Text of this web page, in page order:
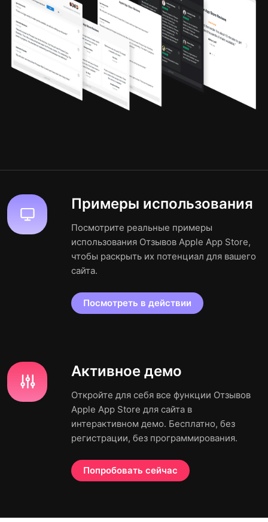
Примеры использования
Посмотрите реальные примеры
использования Отзывов Apple App Store,
чтобы раскрыть их потенциал для вашего
сайта.
Посмотреть в действии
Активное демо
Откройте для себя все функции Отзывов
Apple App Store для сайта в
интерактивном демо. Бесплатно, без
регистрации, без программирования.
Попробовать сейчас